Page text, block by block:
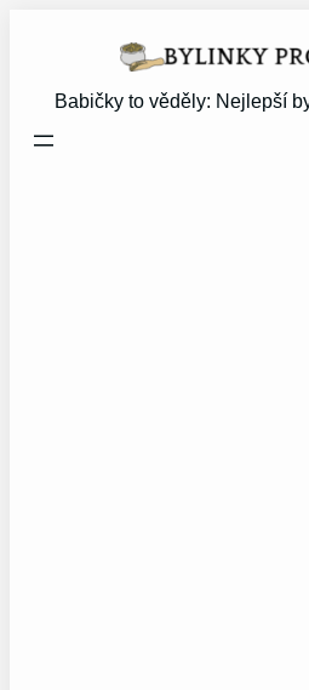
Babičky to věděly: Nejlepší